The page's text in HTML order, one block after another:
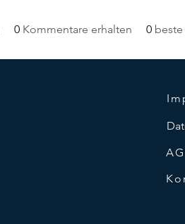
0 Kommentare erhalten 0